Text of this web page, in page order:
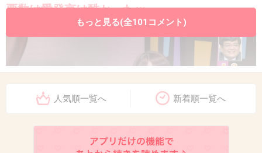
票数は愛発言は酷かったｗ
もっと見る(全101コメント)
人気順一覧へ 新着順一覧へ